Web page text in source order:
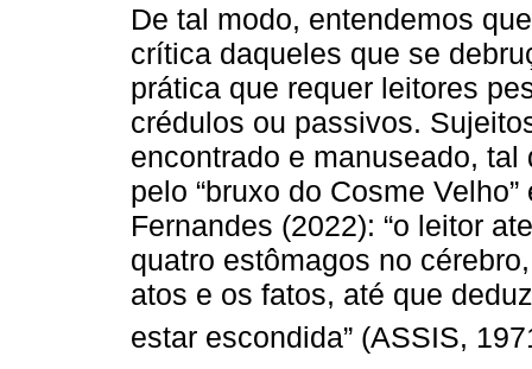
De tal modo, entendemos
crítica daqueles que se
prática que requer leitores
crédulos ou passivos.
encontrado e manuseado,
pelo “bruxo do Cosme
Fernandes (2022): “o leitor
quatro estômagos no
atos e os fatos, até que
estar escondida” (ASSIS,